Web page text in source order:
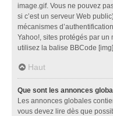
image.gif. Vous ne pouvez
si c’est un serveur Web
mécanismes
Yahoo!, sites protégés par un
utilisez la balise BBCode [img].
Haut
Que sont les annonces
Les annonces globales
vous devez lire dès que